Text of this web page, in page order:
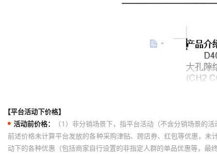
【平台活动下价格】
活动前价格：
（1）非分销场景下，指平台活动（不含分销场景的
前述价格未计算平台发放的各种采购津贴、跨店券、红包等优惠，
动下的各种优惠（包括商家自行设置的非指定人群的单品优惠等，